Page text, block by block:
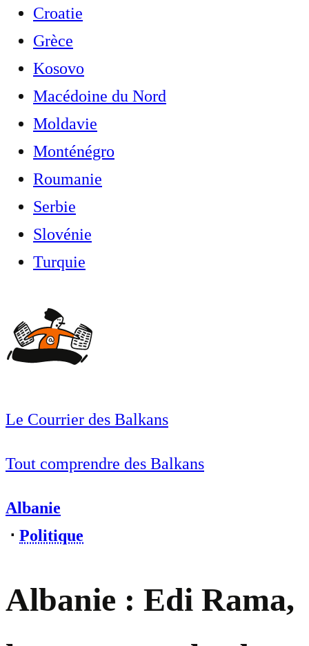
Croatie
Grèce
Kosovo
Macédoine du Nord
Moldavie
Monténégro
Roumanie
Serbie
Slovénie
Turquie
Le Courrier des Balkans
Tout comprendre des Balkans
Albanie
⋅ Politique
Albanie : Edi Rama,